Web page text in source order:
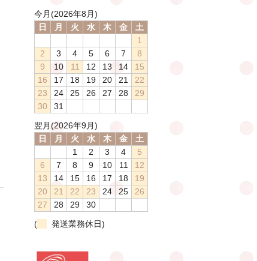
今月(2026年8月)
日
月 火 水 木 金
土
1
2
3 4 5 6 7
8
9
10 11 12 13 14
15
16
17 18 19 20 21
22
23
24 25 26 27 28
29
30
31
翌月(2026年9月)
日
月 火 水 木 金
土
1
2 3 4
5
6
7 8 9 10 11
12
13
14 15 16 17 18
19
20
21 22 23 24 25
26
27
28 29
30
(
発送業務休日)